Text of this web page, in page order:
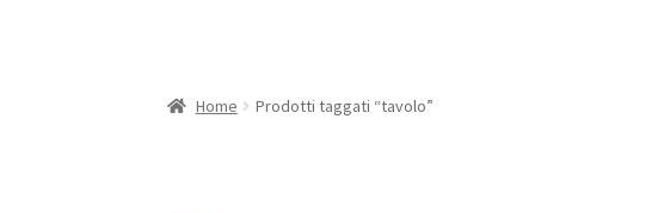
Home Prodotti taggati “tavolo”